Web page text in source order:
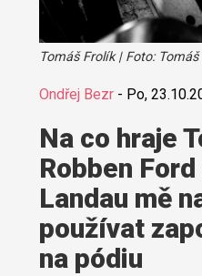
Tomáš Frolík | Foto:
Ondřej Bezr- Po,
Na co hraje
Robben
Landau mě
používat
na pódiu